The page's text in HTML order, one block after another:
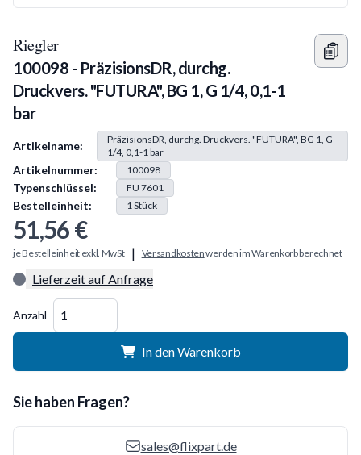
Riegler
100098 - PräzisionsDR, durchg.
Druckvers. "FUTURA", BG 1, G 1/4, 0,1-1
bar
Produkt Information
Artikelname:
PräzisionsDR, durchg. Druckvers. "FUTURA", BG 1, G
1/4, 0,1-1 bar
Artikelnummer: 100098
Typenschlüssel: FU 7601
Bestelleinheit: 1Stück
51,56 €
je Bestelleinheit exkl. MwSt | Versandkostenwerden im Warenkorb berechnet
Lieferzeit auf Anfrage
Anzahl
In den Warenkorb
Sie haben Fragen?
sales@flixpart.de